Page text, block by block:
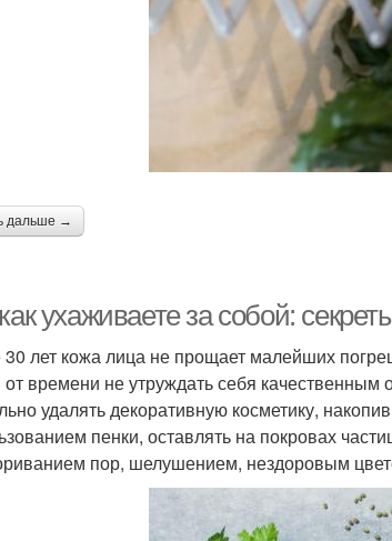
дальше →
ухаживаете за собой:
лет кожа лица не прощает малейших
времени не утруждать себя
удалять декоративную косметику,
пенки, оставлять на покровах
пор, шелушением, нездоровым